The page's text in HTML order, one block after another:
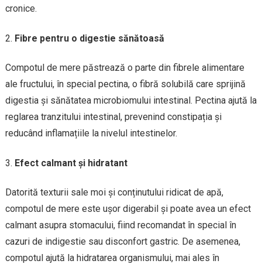
cronice.
Fibre pentru o digestie sănătoasă
Compotul de mere păstrează o parte din fibrele alimentare
ale fructului, în special pectina, o fibră solubilă care sprijină
digestia și sănătatea microbiomului intestinal. Pectina ajută la
reglarea tranzitului intestinal, prevenind constipația și
reducând inflamațiile la nivelul intestinelor.
Efect calmant și hidratant
Datorită texturii sale moi și conținutului ridicat de apă,
compotul de mere este ușor digerabil și poate avea un efect
calmant asupra stomacului, fiind recomandat în special în
cazuri de indigestie sau disconfort gastric. De asemenea,
compotul ajută la hidratarea organismului, mai ales în